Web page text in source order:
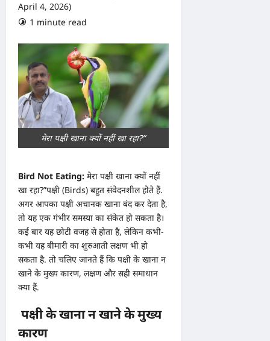
April 4, 2026)
1 minute read
मेरा पक्षी खाना क्यों नहीं खा रहा?”
Bird Not Eating: मेरा पक्षी खाना क्यों नहीं
खा रहा?”पक्षी (Birds) बहुत संवेदनशील होते हैं.
अगर आपका पक्षी अचानक खाना बंद कर देता है,
तो यह एक गंभीर समस्या का संकेत हो सकता है।
कई बार यह छोटी वजह से होता है, लेकिन कभी-
कभी यह बीमारी का शुरुआती लक्षण भी हो
सकता है. तो चलिए जानते हैं कि पक्षी के खाना न
खाने के मुख्य कारण, लक्षण और सही समाधान
क्या हैं.
पक्षी के खाना न खाने के मुख्य
कारण